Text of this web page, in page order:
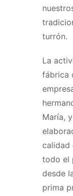
turrón.
La
fábrica
María,
calidad
todo el
desde
prima